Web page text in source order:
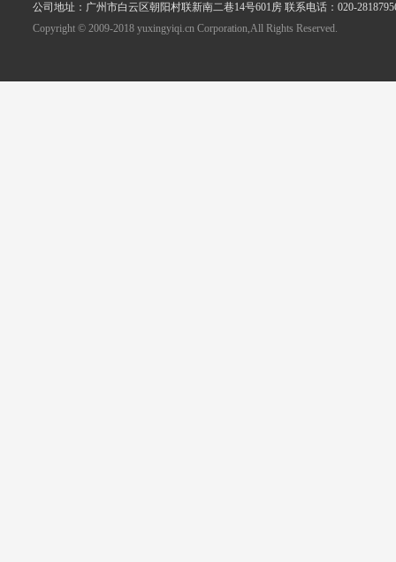
公司地址：广州市白云区朝阳村联新南二巷14号601房 联系电话：020-
Copyright © 2009-2018 yuxingyiqi.cn Corporation,All Rights Reserved.